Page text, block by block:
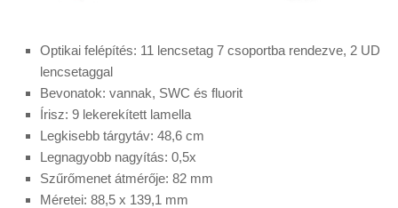
Optikai felépítés: 11 lencsetag 7 csoportba rendezve, 2 UD
lencsetaggal
Bevonatok: vannak, SWC és fluorit
Írisz: 9 lekerekített lamella
Legkisebb tárgytáv: 48,6 cm
Legnagyobb nagyítás: 0,5x
Szűrőmenet átmérője: 82 mm
Méretei: 88,5 x 139,1 mm